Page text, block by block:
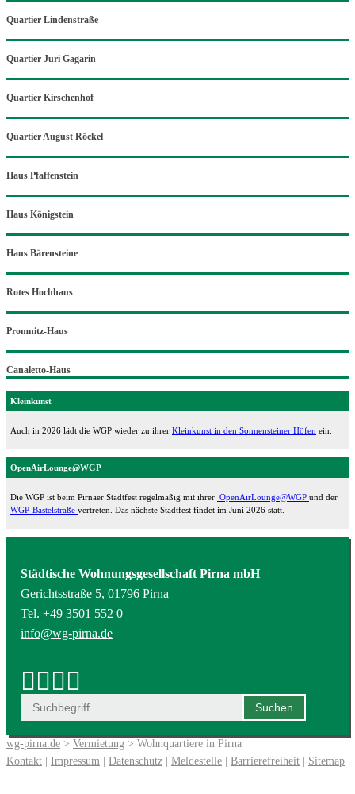
Quartier Lindenstraße
Quartier Juri Gagarin
Quartier Kirschenhof
Quartier August Röckel
Haus Pfaffenstein
Haus Königstein
Haus Bärensteine
Rotes Hochhaus
Promnitz-Haus
Canaletto-Haus
Kleinkunst
Auch in 2026 lädt die WGP wieder zu ihrer Kleinkunst in den Sonnensteiner Höfen ein.
OpenAirLounge@WGP
Die WGP ist beim Pirnaer Stadtfest regelmäßig mit ihrer OpenAirLounge@WGP und der
WGP-Bastelstraße vertreten. Das nächste Stadtfest findet im Juni 2026 statt.
Städtische Wohnungsgesellschaft Pirna mbH
Gerichtsstraße 5, 01796 Pirna
Tel. +49 3501 552 0
info@wg-pirna.de
wg-pirna.de > Vermietung > Wohnquartiere in Pirna
Kontakt | Impressum | Datenschutz | Meldestelle | Barrierefreiheit | Sitemap